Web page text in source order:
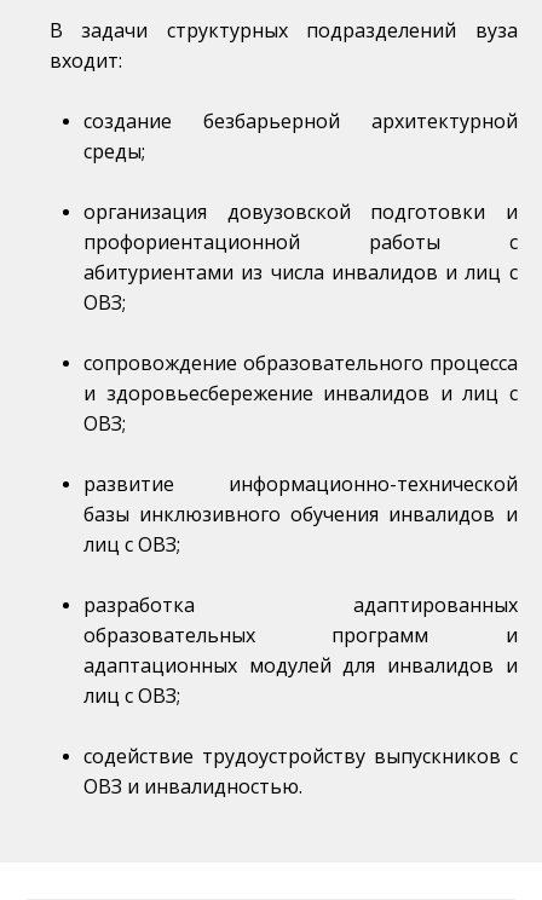
В задачи структурных подразделений вуза
входит:
создание безбарьерной архитектурной
среды;
организация довузовской подготовки и
профориентационной работы с
абитуриентами из числа инвалидов и лиц с
ОВЗ;
сопровождение образовательного процесса
и здоровьесбережение инвалидов и лиц с
ОВЗ;
развитие информационно-технической
базы инклюзивного обучения инвалидов и
лиц с ОВЗ;
разработка адаптированных
образовательных программ и
адаптационных модулей для инвалидов и
лиц с ОВЗ;
содействие трудоустройству выпускников с
ОВЗ и инвалидностью.